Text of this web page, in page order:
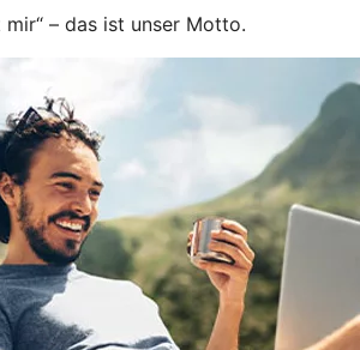
mir“ – das ist unser Motto.